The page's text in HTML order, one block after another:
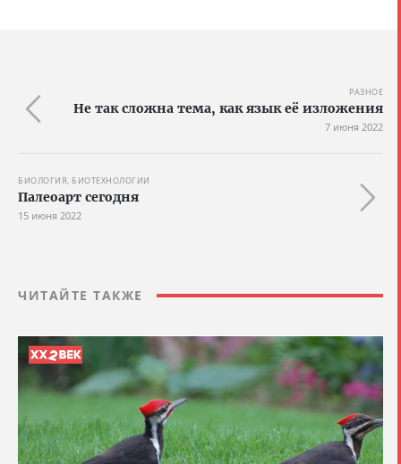
РАЗНОЕ
Не так сложна тема, как язык её изложения
7 июня 2022
БИОЛОГИЯ, БИОТЕХНОЛОГИИ
Палеоарт сегодня
15 июня 2022
ЧИТАЙТЕ ТАКЖЕ